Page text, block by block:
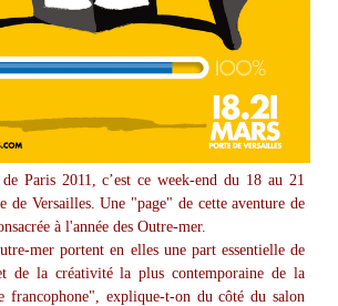
Paris 2011, c’est ce week-end du 18 au 21
de Versailles. Une "page" de cette aventure de
à l'année des Outre-mer.
mer portent en elles une part essentielle de
de la créativité la plus contemporaine de la
francophone", explique-t-on du côté du salon